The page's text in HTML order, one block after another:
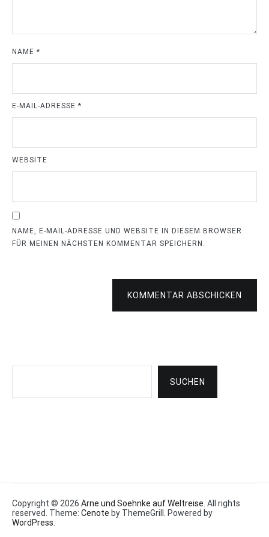
NAME *
E-MAIL-ADRESSE *
WEBSITE
NAME, E-MAIL-ADRESSE UND WEBSITE IN DIESEM BROWSER
FÜR MEINEN NÄCHSTEN KOMMENTAR SPEICHERN.
KOMMENTAR ABSCHICKEN
SUCHEN
Copyright © 2026 Arne und Soehnke auf Weltreise . All rights
reserved. Theme: Cenote by ThemeGrill. Powered by
WordPress